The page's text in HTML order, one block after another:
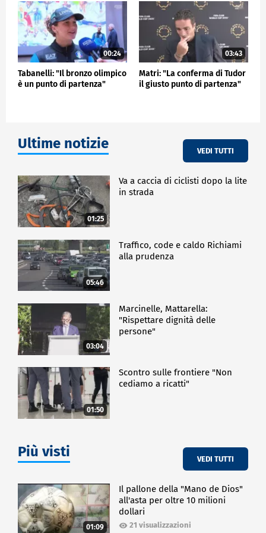
spettacolare".
SPETTACOLO
00:24
Tabanelli: "Il bronzo olimpico
è un punto di partenza"
03:43
Matri: "La conferma di Tudor
il giusto punto di partenza"
Ultime notizie VEDI TUTTI
01:25
Va a caccia di ciclisti dopo la lite
in strada
05:46
Traffico, code e caldo Richiami
alla prudenza
03:04
Marcinelle, Mattarella:
"Rispettare dignità delle
persone"
01:50
Scontro sulle frontiere "Non
cediamo a ricatti"
Più visti VEDI TUTTI
01:09
Il pallone della "Mano de Dios"
all'asta per oltre 10 milioni
dollari
21 visualizzazioni